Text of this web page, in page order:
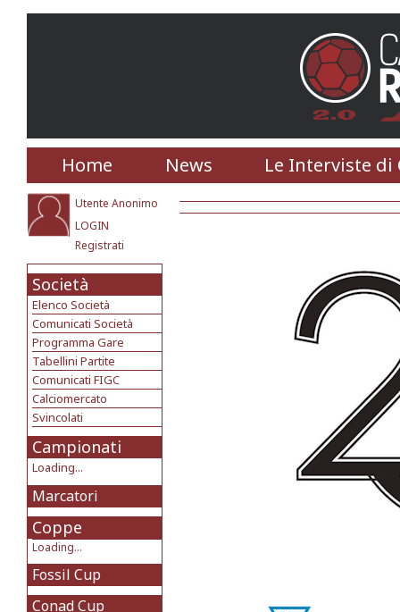
Home News Le Interviste di
Utente Anonimo
LOGIN
Registrati
Società
Elenco Società
Comunicati Società
Programma Gare
Tabellini Partite
Comunicati FIGC
Calciomercato
Svincolati
Campionati
Loading...
Marcatori
Coppe
Loading...
Fossil Cup
Conad Cup